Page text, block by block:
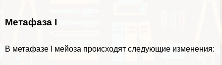
Метафаза I
В метафазе I мейоза происходят следующие изменения: